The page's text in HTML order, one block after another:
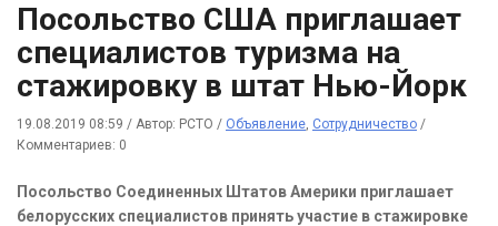
Посольство США приглашает
специалистов туризма на
стажировку в штат Нью-Йорк
19.08.2019 08:59 / Автор: РСТО / Объявление, Сотрудничество /
Комментариев: 0
Посольство Соединенных Штатов Америки приглашает
белорусских специалистов принять участие в стажировке